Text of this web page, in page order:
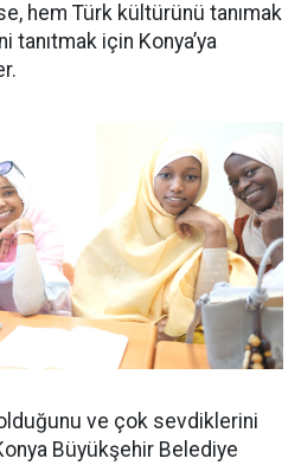
hem Türk kültürünü tanımak
için Konya’ya
ve çok sevdiklerini
Büyükşehir Belediye